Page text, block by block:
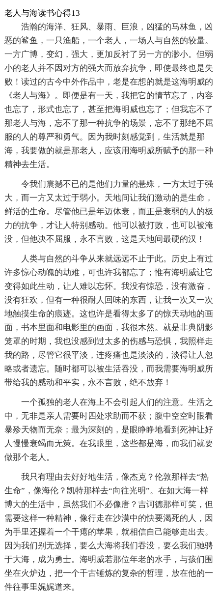
老人与海读书心得13
浩瀚的海洋、狂风、暴雨、巨浪，凶猛的马林鱼，凶
恶的鲨鱼，一只渔船，一个老人，一场人与自然的较量。
一方广博，变幻，强大，更加反衬了另一方的渺小。但弱
小的老人并不因对方的强大而放弃抗争，即使最终也是失
败！读过的古今中外作品中，老是在想的就是这海明威的
《老人与海》。即便是有一天，我把它的情节忘了，内容
也忘了，形式也忘了，甚至把海明威也忘了；但我忘不了
那老人与海，忘不了那一种抗争的场景，忘不了那绝不屈
服的人的尊严和勇气。因为我时刻感觉到，生活就是那
海，我要做的就是那老人，应该用海明威所赋予的那一种
精神去生活。
令我们震撼不已的是他们力量的悬殊，一方太过于强
大，而一方又太过于弱小。天地间让我们激动的是生命，
鲜活的生命。尽管他已是年迈体衰，而正是衰弱的人的极
力的抗争，才让人特别感动。他可以被打败，也可以被淹
没，但他决不屈服，永不言败，这是天地间最硬的汉！
人类与自然的斗争从来就远远不止于此。历史上有过
许多惊心动魄的劫难，可也许我都忘了；惟有海明威让它
变得如此生动，让人难以忘怀。我没有惊恐，没有激奋，
没有狂欢，但有一种很耐人回味的东西，让我一次又一次
地触摸生命的痕迹。这也许是看得太多了的惊天动地的画
面，书本里面和电影里的画面，我很木然。就是非典阴影
笼罩的时期，我也没感到过太多的伤感与恐惧，我照样走
我的路，尽管它很平淡，连疼痛也是淡淡的，淡得让人忽
略或者遗忘。随时都可以被生活吞没，而我需要海明威所
带给我的感动和平实，永不言败，绝不放弃！
一个孤独的老人在海上不会引起人们的注意。生活之
中，无非是亲人需要时四处求助而不获；腹中空空时眼看
暴殄天物而无奈；最为深刻的，是眼睁睁地看到死神让好
人慢慢衰竭而无策。在我眼里，这些都是海，而我们就要
做那个老人。
我只有理由去好好地生活，像杰克？伦敦那样去“热
生命”，像海伦？凯特那样去“向往光明”。在如大海一样
博大的生活中，虽然我们不必像唐？吉诃德那样可笑，但
需要这样一种精神，像行走在沙漠中的快要渴死的人，因
为手里还握着一个干瘪的苹果，就相信自己能够走出去。
因为我们别无选择，要么大海将我们吞没，要么我们驰骋
于大海，成为勇士。海明威若那位年老的水手，与孩们围
坐在火炉边，把一个千古锤炼的复杂的哲理，放在他的一
件往事里娓娓道来。